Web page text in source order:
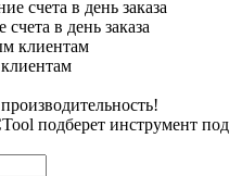
счета в день заказа
подберет инструмент под